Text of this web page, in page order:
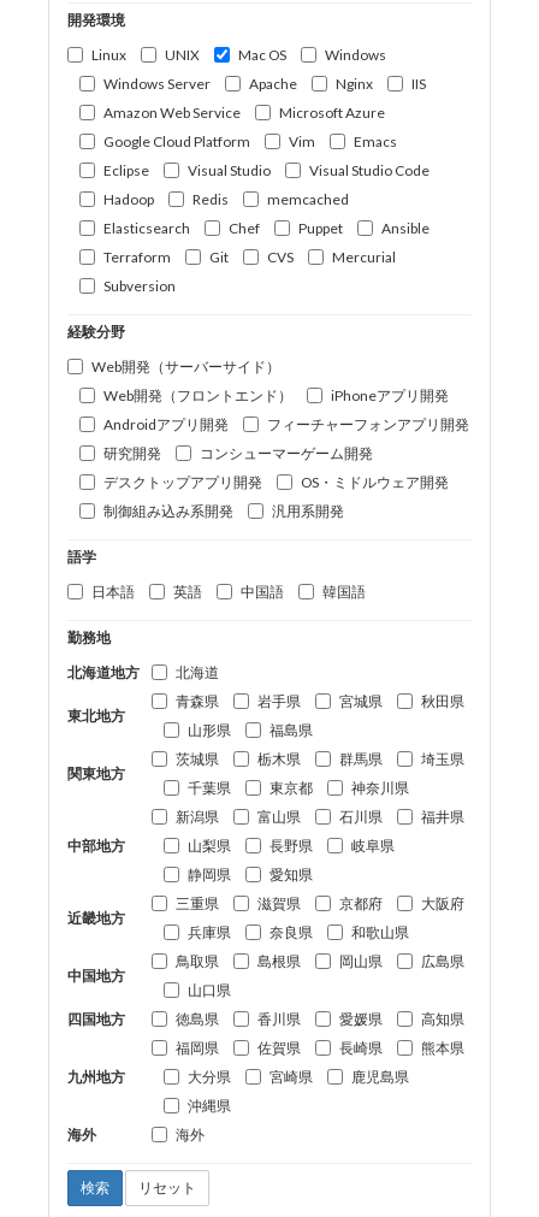
開発環境
Linux
UNIX Mac OS
Windows
Windows Server
Apache Nginx
IIS
Amazon Web Service
Microsoft Azure
Google Cloud Platform
Vim
Emacs
Eclipse
Visual Studio
Visual Studio Code
Hadoop
Redis
memcached
Elasticsearch
Chef Puppet
Ansible
Terraform
Git CVS
Mercurial
Subversion
経験分野
Web開発（サーバーサイド）
Web開発（フロントエンド）
iPhoneアプリ開発
Androidアプリ開発
フィーチャーフォンアプリ開発
研究開発
コンシューマーゲーム開発
デスクトップアプリ開発
OS・ミドルウェア開発
制御組み込み系開発
汎用系開発
語学
日本語
英語 中国語 韓国語
勤務地
北海道地方
北海道
東北地方
青森県 岩手県 宮城県
秋田県
山形県
福島県
関東地方
茨城県 栃木県 群馬県
埼玉県
千葉県
東京都 神奈川県
中部地方
新潟県 富山県 石川県
福井県
山梨県
長野県
岐阜県
静岡県
愛知県
近畿地方
三重県 滋賀県 京都府
大阪府
兵庫県
奈良県 和歌山県
中国地方
鳥取県 島根県 岡山県
広島県
山口県
四国地方
徳島県 香川県 愛媛県 高知県
九州地方
福岡県 佐賀県 長崎県
熊本県
大分県
宮崎県
鹿児島県
沖縄県
海外
海外
検索 リセット